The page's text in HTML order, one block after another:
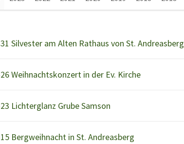
Silvester am Alten Rathaus von St. Andreasberg
Weihnachtskonzert in der Ev. Kirche
Lichterglanz Grube Samson
Bergweihnacht in St. Andreasberg